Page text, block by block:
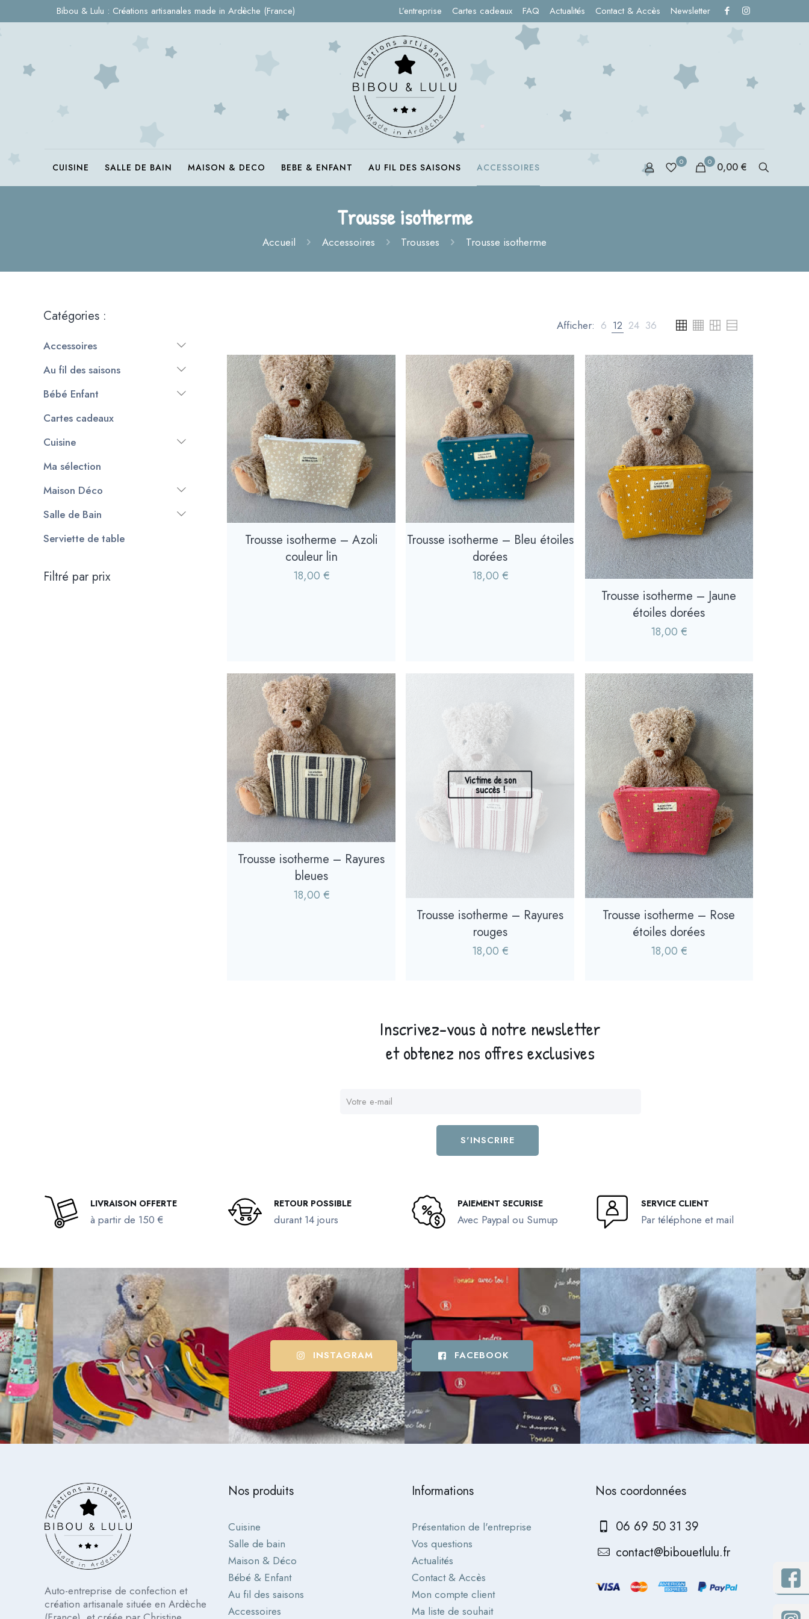
Bibou & Lulu : Créations artisanales made in Ardèche (France) L’entreprise Cartes cadeaux FAQ Actualités Contact & Accès Newsletter
CUISINE SALLE DE BAIN MAISON & DECO BEBE & ENFANT AU FIL DES SAISONS ACCESSOIRES 0 0 0,00 €
Trousse isotherme
Accueil Accessoires Trousses Trousse isotherme
Afficher: 6 12 24 36
Trousse isotherme – Azoli
couleur lin
18,00 €
Trousse isotherme – Bleu étoiles
dorées
18,00 €
Trousse isotherme – Jaune
étoiles dorées
18,00 €
Trousse isotherme – Rayures
bleues
18,00 €
Victime de son
succès !
Trousse isotherme – Rayures
rouges
18,00 €
Trousse isotherme – Rose
étoiles dorées
18,00 €
Inscrivez-vous à notre newsletter
et obtenez nos offres exclusives
Catégories :
Accessoires
Au fil des saisons
Bébé Enfant
Cartes cadeaux
Cuisine
Ma sélection
Maison Déco
Salle de Bain
Serviette de table
Filtré par prix
LIVRAISON OFFERTE
à partir de 150 €
RETOUR POSSIBLE
durant 14 jours
PAIEMENT SECURISE
Avec Paypal ou Sumup
SERVICE CLIENT
Par téléphone et mail
INSTAGRAM FACEBOOK
Auto-entreprise de confection et
création artisanale située en Ardèche
Nos produits
Cuisine
Salle de bain
Maison & Déco
Bébé & Enfant
Au fil des saisons
Accessoires
Informations
Présentation de l'entreprise
Vos questions
Actualités
Contact & Accès
Mon compte client
Ma liste de souhait
Nos coordonnées
06 69 50 31 39
contact@bibouetlulu.fr